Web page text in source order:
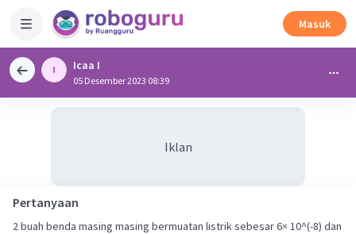
Masuk
Icaa I
05 Desember 2023 08:39
Iklan
Pertanyaan
2 buah benda masing masing bermuatan listrik sebesar 6× 10^(-8) dan